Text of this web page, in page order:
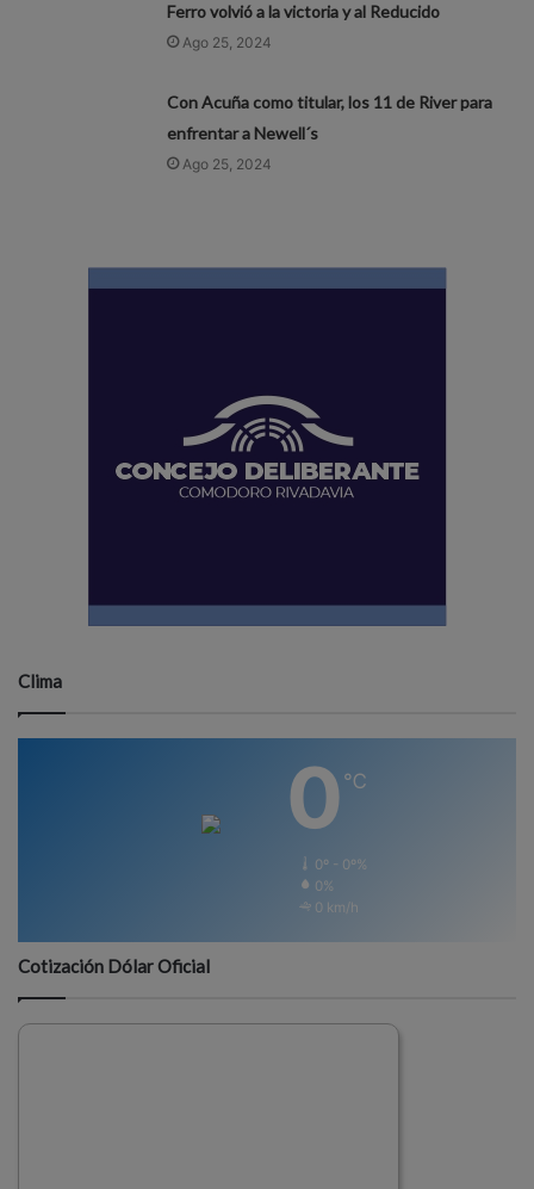
Ferro volvió a la victoria y al Reducido
Ago 25, 2024
Con Acuña como titular, los 11 de River para
enfrentar a Newell´s
Ago 25, 2024
Clima
0 ℃
0º - 0º%
0%
0 km/h
Cotización Dólar Oficial